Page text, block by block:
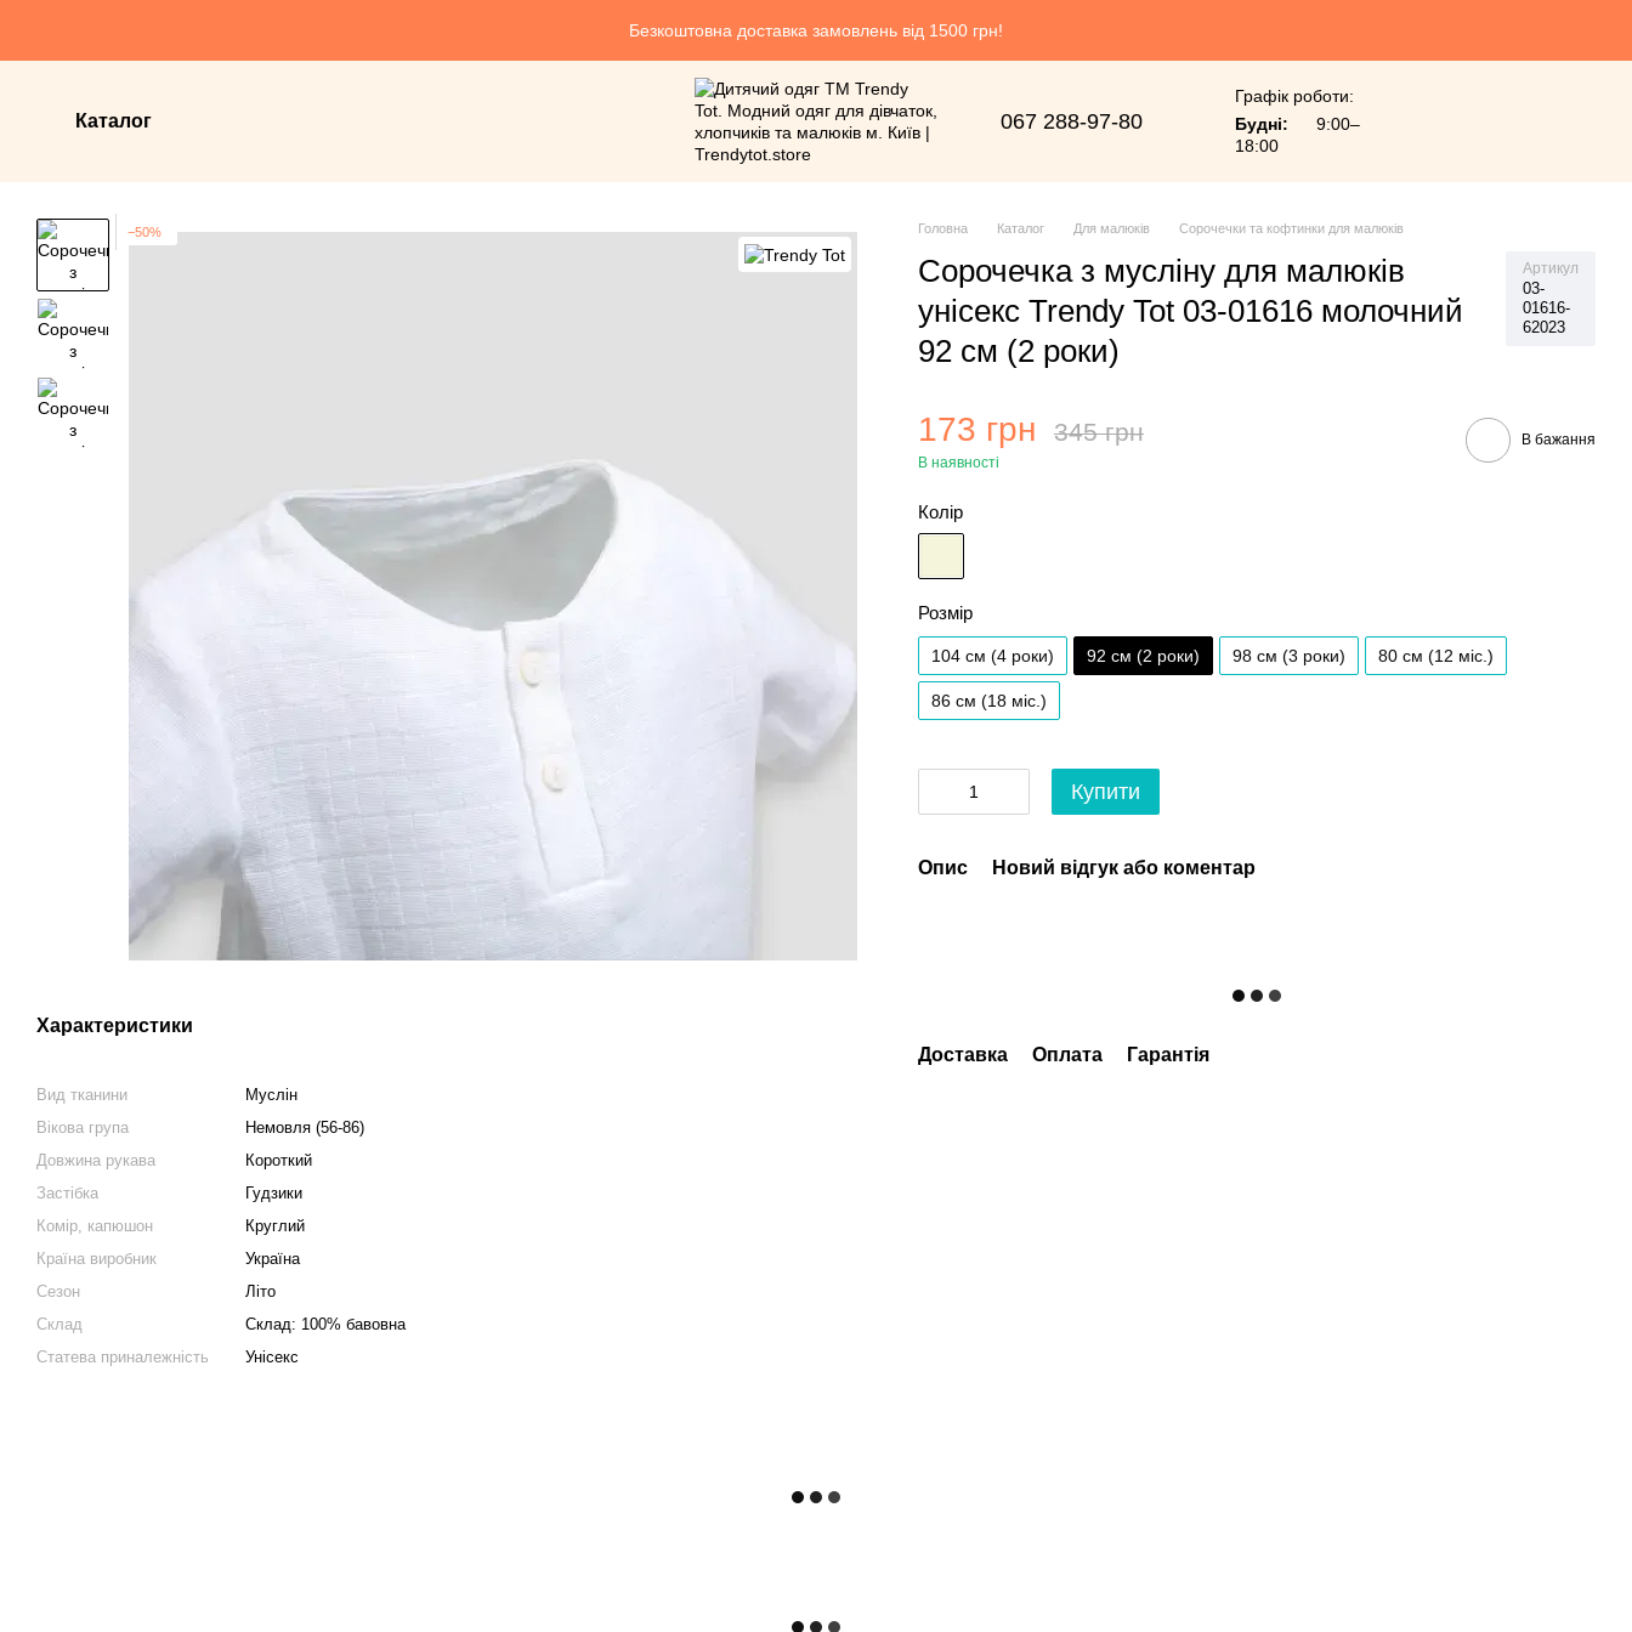
Безкоштовна доставка замовлень від 1500 грн!
Каталог 067 288-97-80
Графік роботи:
Будні:
9:00–
18:00
−50%
Характеристики
Вид тканини
Муслін
Вікова група
Немовля (56-86)
Довжина рукава
Короткий
Застібка
Гудзики
Комір, капюшон
Круглий
Країна виробник
Україна
Сезон
Літо
Склад
Склад: 100% бавовна
Статева приналежність
Унісекс
Головна Каталог Для малюків Сорочечки та кофтинки для малюків
Сорочечка з мусліну для малюків
унісекс Trendy Tot 03-01616 молочний
92 см (2 роки)
Артикул
03-
01616-
62023
173 грн 345 грн
В наявності
В бажання
Колір
Розмір
104 см (4 роки) 92 см (2 роки) 98 см (3 роки) 80 см (12 мiс.)
86 см (18 мiс.)
Купити
Опис Новий відгук або коментар
Доставка Оплата Гарантія